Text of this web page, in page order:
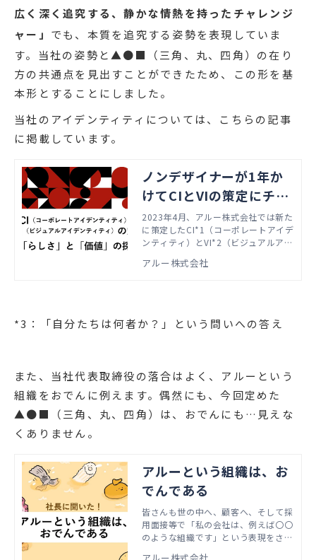
広く深く追究する、静かな情熱を持ったチャレンジ
ャー」 でも、本質を追究する姿勢を表現していま
す。当社の姿勢と▲●■（三角、丸、四角）の在り
方の共通点を見出すことができたため、この形を基
本形とすることにしました。
当社のアイデンティティについては、こちらの記事
に掲載しています。
ノンデザイナーが1年か
けてCIとVIの策定にチャ
レンジした話①～「らし
さ」と「価値」の探索～
2023年4月、アルー株式会社では新た
に策定したCI*1（コーポレートアイデ
ンティティ）とVI*2（ビジュアルアイ
本リリースに伴い、コーポレートサイ
ます。
アルー株式会社
*3：「自分たちは何者か？」という問いへの答え
また、当社代表取締役の落合はよく、アルーという
組織をおでんに例えます。偶然にも、今回定めた
▲●■（三角、丸、四角）は、おでんにも…見えな
くありません。
アルーという組織は、お
でんである
皆さんも世の中へ、顧客へ、そして採
用面接等で「私の会社は、例えば〇〇
のような組織です」という表現をされ